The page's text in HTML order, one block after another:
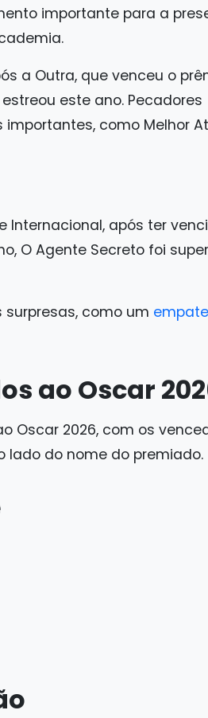
importante para a
a Outra, que venceu o
este ano. Pecadores
como Melhor
Internacional, após ter
O Agente Secreto foi
como um
ao Oscar
Oscar 2026, com os
lado do nome do premiado.